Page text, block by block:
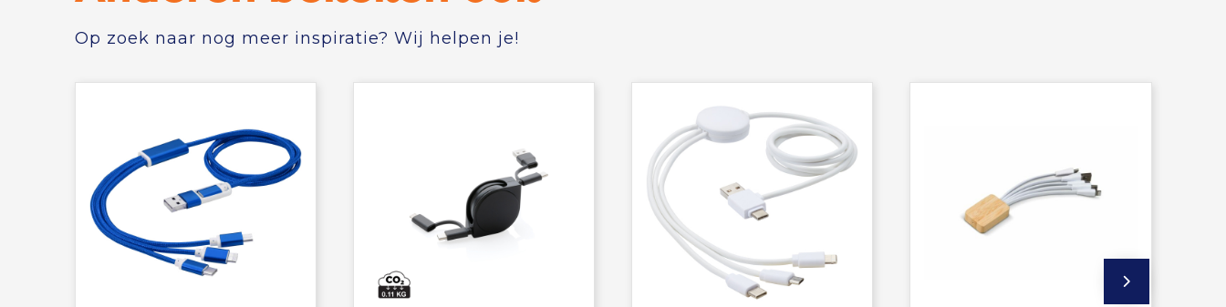
Op zoek naar nog meer inspiratie? Wij helpen je!